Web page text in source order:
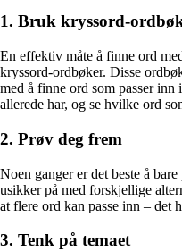
1. Bruk kryssord-
En effektiv måte å finne ord
kryssord-ordbøker. Disse
med å finne ord som passer
allerede har, og se hvilke ord
2. Prøv deg frem
Noen ganger er det beste å
usikker på med forskjellige
at flere ord kan passe inn – det
3. Tenk på temaet